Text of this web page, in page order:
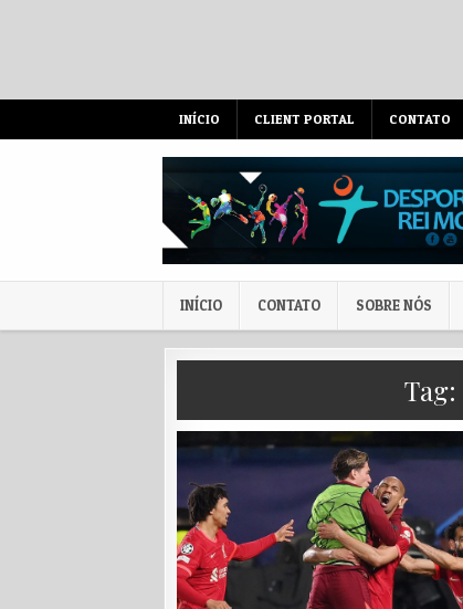
INÍCIO CLIENT PORTAL CONTATO
INÍCIO CONTATO SOBRE NÓS
Tag: